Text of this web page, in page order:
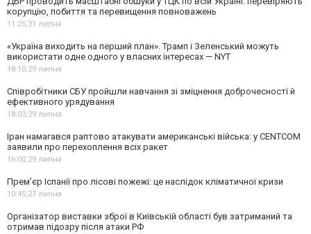
корупцію, побиття та перевищення повноважень
11:25,31 липня
«Україна виходить на перший план». Трамп і Зеленський можуть
використати одне одного у власних інтересах — NYT
18:10,29 липня
Співробітники СБУ пройшли навчання зі зміцнення доброчесності й
ефективного урядування
18:03,29 липня
Іран намагався раптово атакувати американські війська: у CENTCOM
заявили про перехоплення всіх ракет
16:00,29 липня
Прем’єр Іспанії про лісові пожежі: це наслідок кліматичної кризи
10:45,27 липня
Організатор виставки зброї в Київській області був затриманий та
отримав підозру після атаки РФ